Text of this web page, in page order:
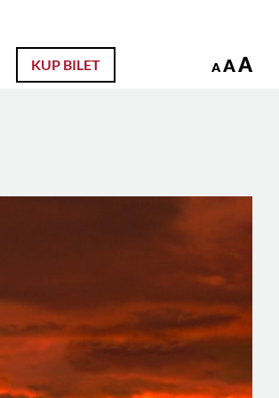
KUP BILET A AA